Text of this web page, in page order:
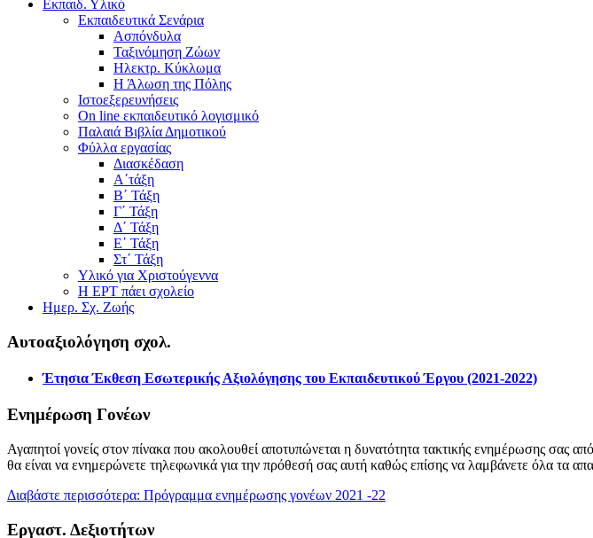
Εκπαιδ. Υλικό
Εκπαιδευτικά Σενάρια
Ασπόνδυλα
Ταξινόμηση Ζώων
Ηλεκτρ. Κύκλωμα
Η Άλωση της Πόλης
Ιστοεξερευνήσεις
On line εκπαιδευτικό λογισμικό
Παλαιά Βιβλία Δημοτικού
Φύλλα εργασίας
Διασκέδαση
Α΄τάξη
Β΄ Τάξη
Γ΄ Τάξη
Δ΄ Τάξη
Ε΄ Τάξη
Στ΄ Τάξη
Υλικό για Χριστούγεννα
Η ΕΡΤ πάει σχολείο
Ημερ. Σχ. Ζωής
Αυτοαξιολόγηση σχολ.
Έτησια Έκθεση Εσωτερικής Αξιολόγησης του Εκπαιδευτικού Έργου (2021-2022)
Ενημέρωση Γονέων
Αγαπητοί γονείς στον πίνακα που ακολουθεί αποτυπώνεται η δυνατότητα τακτικής ενημέρωσης σας
θα είναι να ενημερώνετε τηλεφωνικά για την πρόθεσή σας αυτή καθώς επίσης να λαμβάνετε όλα τα
Διαβάστε περισσότερα: Πρόγραμμα ενημέρωσης γονέων 2021 -22
Εργαστ. Δεξιοτήτων